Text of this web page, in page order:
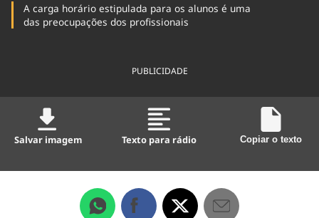
A carga horário estipulada para os alunos é uma
das preocupações dos profissionais
PUBLICIDADE
Salvar imagem Texto para rádio Copiar o texto